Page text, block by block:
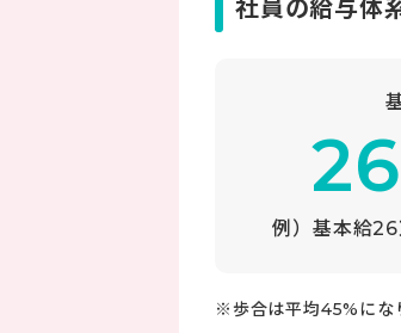
社員の給与体
26
例）基本給
※歩合は平均45%にな